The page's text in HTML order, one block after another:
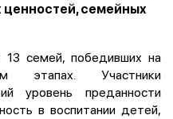
ценностей, семейных
13 семей, победивших на
этапах. Участники
уровень преданности
в воспитании детей,